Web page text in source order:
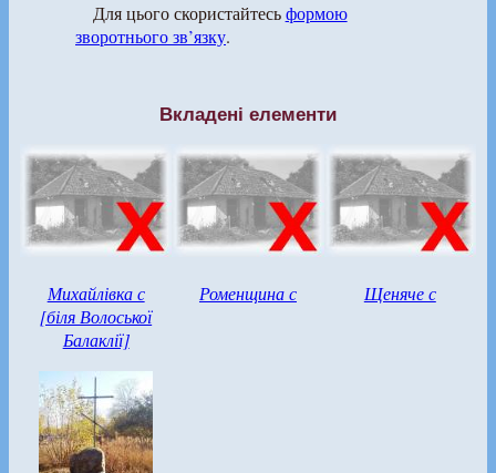
Для цього скористайтесьформою
зворотнього зв’язку.
Вкладені елементи
Михайлівка с
[біля Волоської
Балаклії]
Роменщина с Щеняче с